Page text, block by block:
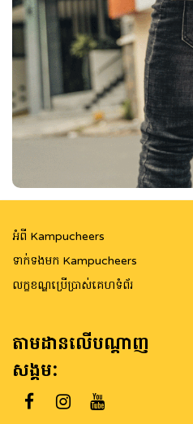
អំពី Kampucheers
ទាក់ទងមក Kampucheers
លក្ខខណ្ឌប្រើប្រាស់គេហទំព័រ
តាមដានលើបណ្តាញ
សង្គម: